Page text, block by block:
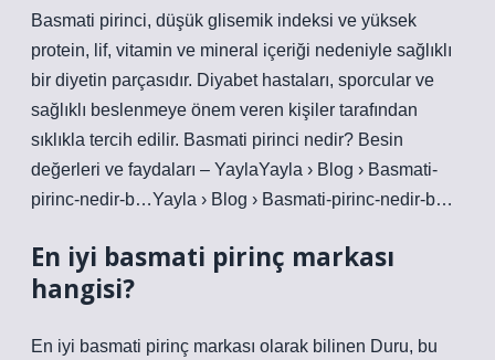
Basmati pirinci, düşük glisemik indeksi ve yüksek
protein, lif, vitamin ve mineral içeriği nedeniyle sağlıklı
bir diyetin parçasıdır. Diyabet hastaları, sporcular ve
sağlıklı beslenmeye önem veren kişiler tarafından
sıklıkla tercih edilir. Basmati pirinci nedir? Besin
değerleri ve faydaları – YaylaYayla › Blog › Basmati-
pirinc-nedir-b…Yayla › Blog › Basmati-pirinc-nedir-b…
En iyi basmati pirinç markası
hangisi?
En iyi basmati pirinç markası olarak bilinen Duru, bu